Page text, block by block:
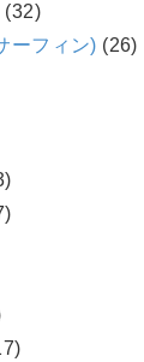
(32)
ーフィン) (26)